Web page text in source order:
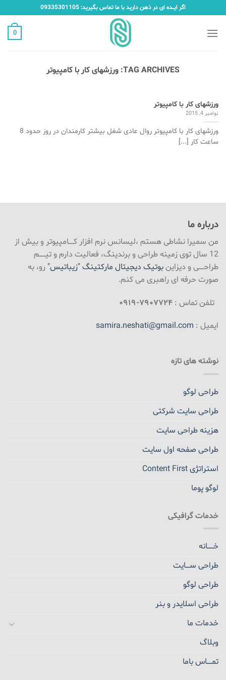
to
content
اگر ایـــده ای در ذهن دارید با ما تماس بگیرید: 09335301105
0
TAG ARCHIVES: ورزشهای کار با کامپیوتر
ورزشهای کار با کامپیوتر
نوامبر 4, 2015
ورزشهای کار با کامپیوتر روال عادی شغل بیشتر کارمندان در روز حدود 8
ساعت کار [...]
درباره ما
من سمیرا نشاطی هستم ،لیسانس نرم افزار کـــــامپیوتر و بیش از
12 سال توی زمینه طراحی و برندینگ، فعالیت دارم و تیــــــم
طراحـــــی و دیزاین بوتیک دیجیتال مارکتینگ "زیباتیس" رو، به
صورت حرفه ای راهبری می کنم.
تلفن تماس : ۷۹۰۷۷۲۴-۰۹۱۹
ایمیل : samira.neshati@gmail.com
نوشته های تازه
طراحی لوگو
طراحی سایت شرکتی
هزینه طراحی سایت
طراحی صفحه اول سایت
استراتژی Content First
لوگو پوما
خدمات گرافیکی
خــــــانه
طراحی ســــایت
طراحی لوگو
طراحی اسلایدر و بنر
خدمات ما
وبلاگ
تمـــــاس باما